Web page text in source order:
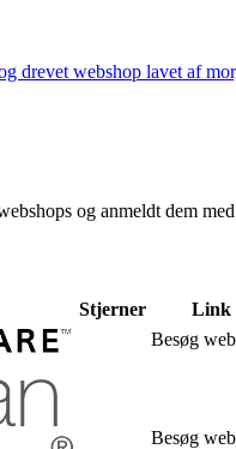
drevet webshop lavet af
og anmeldt dem
Stjerner
Link
Besøg
Besøg